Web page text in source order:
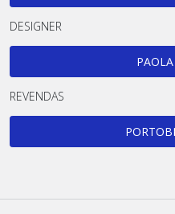
DESIGNER
REVENDAS